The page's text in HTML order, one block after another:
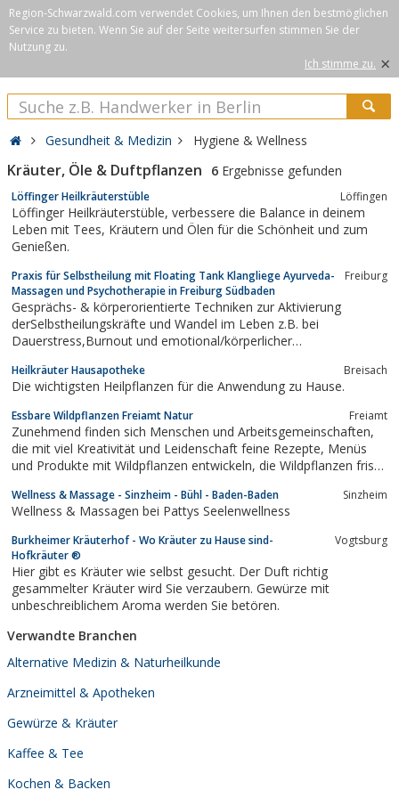
Region-Schwarzwald.com verwendet Cookies, um Ihnen den bestmöglichen
Service zu bieten. Wenn Sie auf der Seite weitersurfen stimmen Sie der
Nutzung zu.
Ich stimme zu. ×
Gesundheit & Medizin Hygiene & Wellness
Kräuter, Öle & Duftpflanzen 6 Ergebnisse gefunden
Löffinger Heilkräuterstüble Löffingen
Löffinger Heilkräuterstüble, verbessere die Balance in deinem
Leben mit Tees, Kräutern und Ölen für die Schönheit und zum
Genießen.
Praxis für Selbstheilung mit Floating Tank Klangliege Ayurveda-
Massagen und Psychotherapie in Freiburg Südbaden
Freiburg
Gesprächs- & körperorientierte Techniken zur Aktivierung
derSelbstheilungskräfte und Wandel im Leben z.B. bei
Dauerstress,Burnout und emotional/körperlicher
S E N ...Ayurveda MassageK Ö R P E R & S E E L E B E R Ü H R E
N L...
Heilkräuter Hausapotheke Breisach
Die wichtigsten Heilpflanzen für die Anwendung zu Hause.
Essbare Wildpflanzen Freiamt Natur Freiamt
Zunehmend finden sich Menschen und Arbeitsgemeinschaften,
die mit viel Kreativität und Leidenschaft feine Rezepte, Menüs
und Produkte mit Wildpflanzen entwickeln, die Wildpflanzen frisch
Naturerlebnisse anbieten.
Wellness & Massage - Sinzheim - Bühl - Baden-Baden Sinzheim
Wellness & Massagen bei Pattys Seelenwellness
Burkheimer Kräuterhof - Wo Kräuter zu Hause sind-
Hofkräuter ®
Vogtsburg
Hier gibt es Kräuter wie selbst gesucht. Der Duft richtig
gesammelter Kräuter wird Sie verzaubern. Gewürze mit
unbeschreiblichem Aroma werden Sie betören.
Verwandte Branchen
Alternative Medizin & Naturheilkunde
Arzneimittel & Apotheken
Gewürze & Kräuter
Kaffee & Tee
Kochen & Backen